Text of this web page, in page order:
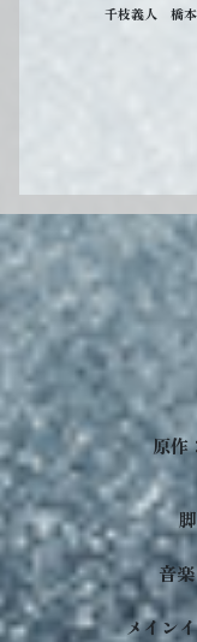
千枝義人 橋
原作
音
メイン